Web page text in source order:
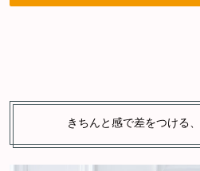
きちんと感で差をつける